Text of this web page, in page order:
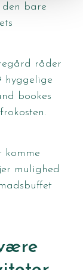
bare
råder
hyggelige
bookes
komme
mulighed